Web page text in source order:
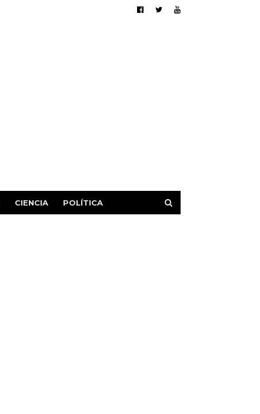
CIENCIA POLÍTICA